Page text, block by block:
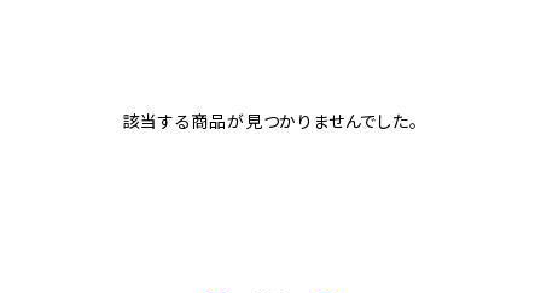
該当する商品が見つかりませんでした。